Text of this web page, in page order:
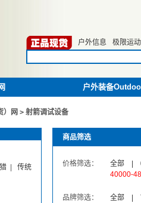
户外信息 极限运动
户外装备
）网 > 射箭调试设备
传统
商品筛选
价格筛选： 全部
40000-
品牌筛选： 全部 |